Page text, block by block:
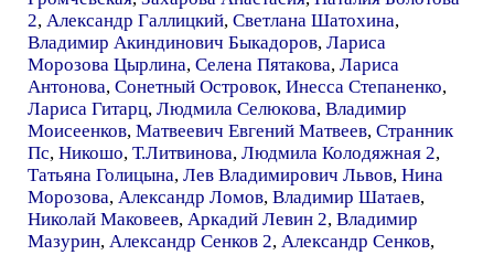
2, Александр Галлицкий, Светлана Шатохина,
Владимир Акиндинович Быкадоров, Лариса
Морозова Цырлина, Селена Пятакова, Лариса
Антонова, Сонетный Островок, Инесса Степаненко,
Лариса Гитарц, Людмила Селюкова, Владимир
Моисеенков, Матвеевич Евгений Матвеев, Странник
Пс, Никошо, Т.Литвинова, Людмила Колодяжная 2,
Татьяна Голицына, Лев Владимирович Львов, Нина
Морозова, Александр Ломов, Владимир Шатаев,
Николай Маковеев, Аркадий Левин 2, Владимир
Мазурин, Александр Сенков 2, Александр Сенков,